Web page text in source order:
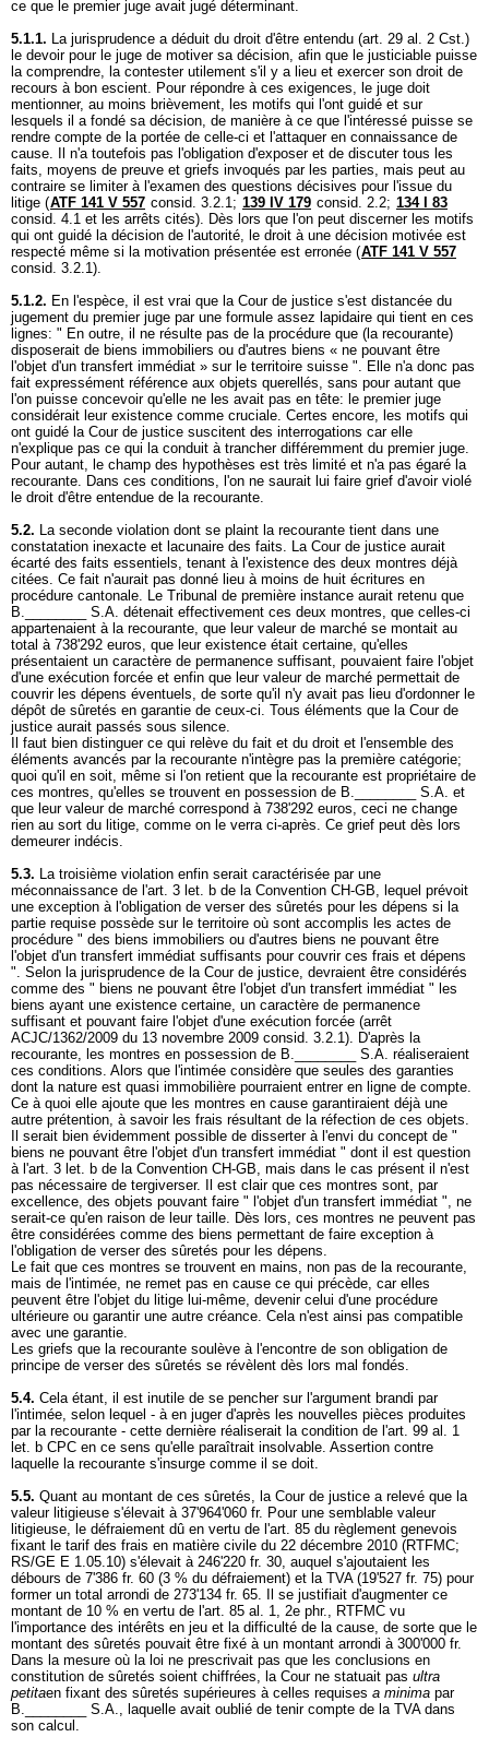
ce que le premier juge avait jugé déterminant.
5.1.1. La jurisprudence a déduit du droit d'être entendu (art. 29 al. 2 Cst.)
le devoir pour le juge de motiver sa décision, afin que le justiciable puisse
la comprendre, la contester utilement s'il y a lieu et exercer son droit de
recours à bon escient. Pour répondre à ces exigences, le juge doit
mentionner, au moins brièvement, les motifs qui l'ont guidé et sur
lesquels il a fondé sa décision, de manière à ce que l'intéressé puisse se
rendre compte de la portée de celle-ci et l'attaquer en connaissance de
cause. Il n'a toutefois pas l'obligation d'exposer et de discuter tous les
faits, moyens de preuve et griefs invoqués par les parties, mais peut au
contraire se limiter à l'examen des questions décisives pour l'issue du
litige (ATF 141 V 557 consid. 3.2.1; 139 IV 179 consid. 2.2; 134 I 83
consid. 4.1 et les arrêts cités). Dès lors que l'on peut discerner les motifs
qui ont guidé la décision de l'autorité, le droit à une décision motivée est
respecté même si la motivation présentée est erronée (ATF 141 V 557
consid. 3.2.1).
5.1.2. En l'espèce, il est vrai que la Cour de justice s'est distancée du
jugement du premier juge par une formule assez lapidaire qui tient en ces
lignes: " En outre, il ne résulte pas de la procédure que (la recourante)
disposerait de biens immobiliers ou d'autres biens « ne pouvant être
l'objet d'un transfert immédiat » sur le territoire suisse ". Elle n'a donc pas
fait expressément référence aux objets querellés, sans pour autant que
l'on puisse concevoir qu'elle ne les avait pas en tête: le premier juge
considérait leur existence comme cruciale. Certes encore, les motifs qui
ont guidé la Cour de justice suscitent des interrogations car elle
n'explique pas ce qui la conduit à trancher différemment du premier juge.
Pour autant, le champ des hypothèses est très limité et n'a pas égaré la
recourante. Dans ces conditions, l'on ne saurait lui faire grief d'avoir violé
le droit d'être entendue de la recourante.
5.2. La seconde violation dont se plaint la recourante tient dans une
constatation inexacte et lacunaire des faits. La Cour de justice aurait
écarté des faits essentiels, tenant à l'existence des deux montres déjà
citées. Ce fait n'aurait pas donné lieu à moins de huit écritures en
procédure cantonale. Le Tribunal de première instance aurait retenu que
B.________ S.A. détenait effectivement ces deux montres, que celles-ci
appartenaient à la recourante, que leur valeur de marché se montait au
total à 738'292 euros, que leur existence était certaine, qu'elles
présentaient un caractère de permanence suffisant, pouvaient faire l'objet
d'une exécution forcée et enfin que leur valeur de marché permettait de
couvrir les dépens éventuels, de sorte qu'il n'y avait pas lieu d'ordonner le
dépôt de sûretés en garantie de ceux-ci. Tous éléments que la Cour de
justice aurait passés sous silence.
Il faut bien distinguer ce qui relève du fait et du droit et l'ensemble des
éléments avancés par la recourante n'intègre pas la première catégorie;
quoi qu'il en soit, même si l'on retient que la recourante est propriétaire de
ces montres, qu'elles se trouvent en possession de B.________ S.A. et
que leur valeur de marché correspond à 738'292 euros, ceci ne change
rien au sort du litige, comme on le verra ci-après. Ce grief peut dès lors
demeurer indécis.
5.3. La troisième violation enfin serait caractérisée par une
méconnaissance de l'art. 3 let. b de la Convention CH-GB, lequel prévoit
une exception à l'obligation de verser des sûretés pour les dépens si la
partie requise possède sur le territoire où sont accomplis les actes de
procédure " des biens immobiliers ou d'autres biens ne pouvant être
l'objet d'un transfert immédiat suffisants pour couvrir ces frais et dépens
". Selon la jurisprudence de la Cour de justice, devraient être considérés
comme des " biens ne pouvant être l'objet d'un transfert immédiat " les
biens ayant une existence certaine, un caractère de permanence
suffisant et pouvant faire l'objet d'une exécution forcée (arrêt
ACJC/1362/2009 du 13 novembre 2009 consid. 3.2.1). D'après la
recourante, les montres en possession de B.________ S.A. réaliseraient
ces conditions. Alors que l'intimée considère que seules des garanties
dont la nature est quasi immobilière pourraient entrer en ligne de compte.
Ce à quoi elle ajoute que les montres en cause garantiraient déjà une
autre prétention, à savoir les frais résultant de la réfection de ces objets.
Il serait bien évidemment possible de disserter à l'envi du concept de "
biens ne pouvant être l'objet d'un transfert immédiat " dont il est question
à l'art. 3 let. b de la Convention CH-GB, mais dans le cas présent il n'est
pas nécessaire de tergiverser. Il est clair que ces montres sont, par
excellence, des objets pouvant faire " l'objet d'un transfert immédiat ", ne
serait-ce qu'en raison de leur taille. Dès lors, ces montres ne peuvent pas
être considérées comme des biens permettant de faire exception à
l'obligation de verser des sûretés pour les dépens.
Le fait que ces montres se trouvent en mains, non pas de la recourante,
mais de l'intimée, ne remet pas en cause ce qui précède, car elles
peuvent être l'objet du litige lui-même, devenir celui d'une procédure
ultérieure ou garantir une autre créance. Cela n'est ainsi pas compatible
avec une garantie.
Les griefs que la recourante soulève à l'encontre de son obligation de
principe de verser des sûretés se révèlent dès lors mal fondés.
5.4. Cela étant, il est inutile de se pencher sur l'argument brandi par
l'intimée, selon lequel - à en juger d'après les nouvelles pièces produites
par la recourante - cette dernière réaliserait la condition de l'art. 99 al. 1
let. b CPC en ce sens qu'elle paraîtrait insolvable. Assertion contre
laquelle la recourante s'insurge comme il se doit.
5.5. Quant au montant de ces sûretés, la Cour de justice a relevé que la
valeur litigieuse s'élevait à 37'964'060 fr. Pour une semblable valeur
litigieuse, le défraiement dû en vertu de l'art. 85 du règlement genevois
fixant le tarif des frais en matière civile du 22 décembre 2010 (RTFMC;
RS/GE E 1.05.10) s'élevait à 246'220 fr. 30, auquel s'ajoutaient les
débours de 7'386 fr. 60 (3 % du défraiement) et la TVA (19'527 fr. 75) pour
former un total arrondi de 273'134 fr. 65. Il se justifiait d'augmenter ce
montant de 10 % en vertu de l'art. 85 al. 1, 2e phr., RTFMC vu
l'importance des intérêts en jeu et la difficulté de la cause, de sorte que le
montant des sûretés pouvait être fixé à un montant arrondi à 300'000 fr.
Dans la mesure où la loi ne prescrivait pas que les conclusions en
constitution de sûretés soient chiffrées, la Cour ne statuait pas ultra
petitaen fixant des sûretés supérieures à celles requises a minima par
B.________ S.A., laquelle avait oublié de tenir compte de la TVA dans
son calcul.